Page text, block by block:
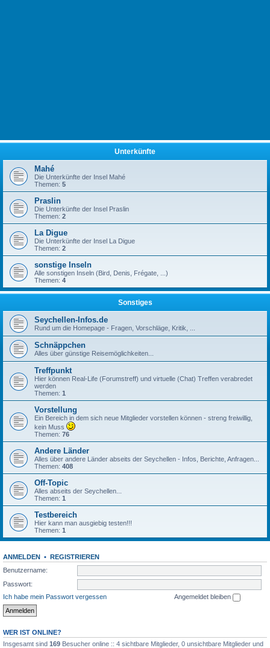
Unterkünfte
Mahé
Die Unterkünfte der Insel Mahé
Themen: 5
Praslin
Die Unterkünfte der Insel Praslin
Themen: 2
La Digue
Die Unterkünfte der Insel La Digue
Themen: 2
sonstige Inseln
Alle sonstigen Inseln (Bird, Denis, Frégate, ...)
Themen: 4
Sonstiges
Seychellen-Infos.de
Rund um die Homepage - Fragen, Vorschläge, Kritik, ...
Schnäppchen
Alles über günstige Reisemöglichkeiten...
Treffpunkt
Hier können Real-Life (Forumstreff) und virtuelle (Chat) Treffen verabredet
werden
Themen: 1
Vorstellung
Ein Bereich in dem sich neue Mitglieder vorstellen können - streng freiwillig,
kein Muss
Themen: 76
Andere Länder
Alles über andere Länder abseits der Seychellen - Infos, Berichte, Anfragen...
Themen: 408
Off-Topic
Alles abseits der Seychellen...
Themen: 1
Testbereich
Hier kann man ausgiebig testen!!!
Themen: 1
ANMELDEN • REGISTRIEREN
Benutzername:
Passwort:
Ich habe mein Passwort vergessen
Angemeldet bleiben
WER IST ONLINE?
Insgesamt sind 169 Besucher online :: 4 sichtbare Mitglieder, 0 unsichtbare Mitglieder und